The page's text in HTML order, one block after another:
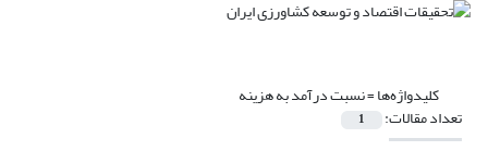
کلیدواژه‌ها =نسبت درآمد به هزینه
تعداد مقالات: 1